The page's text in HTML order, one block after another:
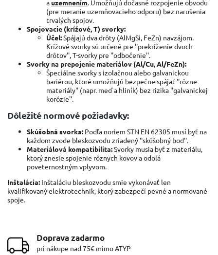
a uzemnením. Umožňujú dočasné rozpojenie obvodu
(pre meranie uzemňovacieho odporu) bez narušenia
trvalých spojov.
Spojovacie (krížové, T) svorky:
Účel:Spájajú dva drôty (AlMgSi, FeZn) navzájom.
Krížové svorky sú určené pre ''prekríženie dvoch
drôtov'', T-svorky pre ''odbočenie''.
Svorky na prepojenie materiálov (Al/Cu, Al/FeZn):
Špeciálne svorky s izolačnou alebo galvanickou
bariérou, ktoré umožňujú bezpečne spájať ''rôzne
materiály'' (napr. meď a hliník) bez rizika ''galvanickej
korózie''.
Dôležité normové požiadavky:
Skúšobná svorka: Podľa noriem STN EN 62305 musí byť na
každom zvode bleskozvodu zriadený ''skúšobný bod''.
Materiálová kompatibilita:Svorky musia byť z materiálu,
ktorý znesie spojenie rôznych kovov a odolá
poveternostným vplyvom.
Inštalácia: Inštaláciu bleskozvodu smie vykonávať len
kvalifikovaný elektrotechnik, ktorý zabezpečí pevné a normované
spoje.
Doprava zadarmo
pri nákupe nad 75€ mimo ATYP